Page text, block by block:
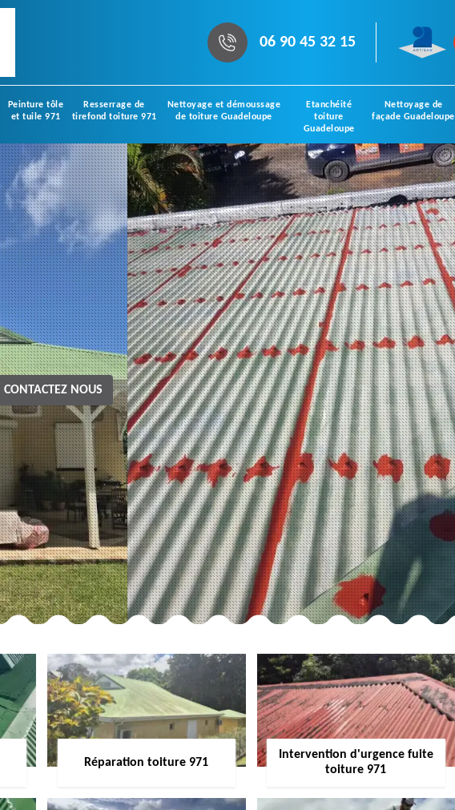
06 90 45 32 15
Peinture tôle
et tuile 971
Resserrage de
tirefond toiture 971
Nettoyage et démoussage
de toiture Guadeloupe
Etanchéité
toiture
Guadeloupe
Nettoyage de
façade Guadeloupe
CONTACTEZ NOUS
Réparation toiture 971
Intervention d'urgence fuite
toiture 971